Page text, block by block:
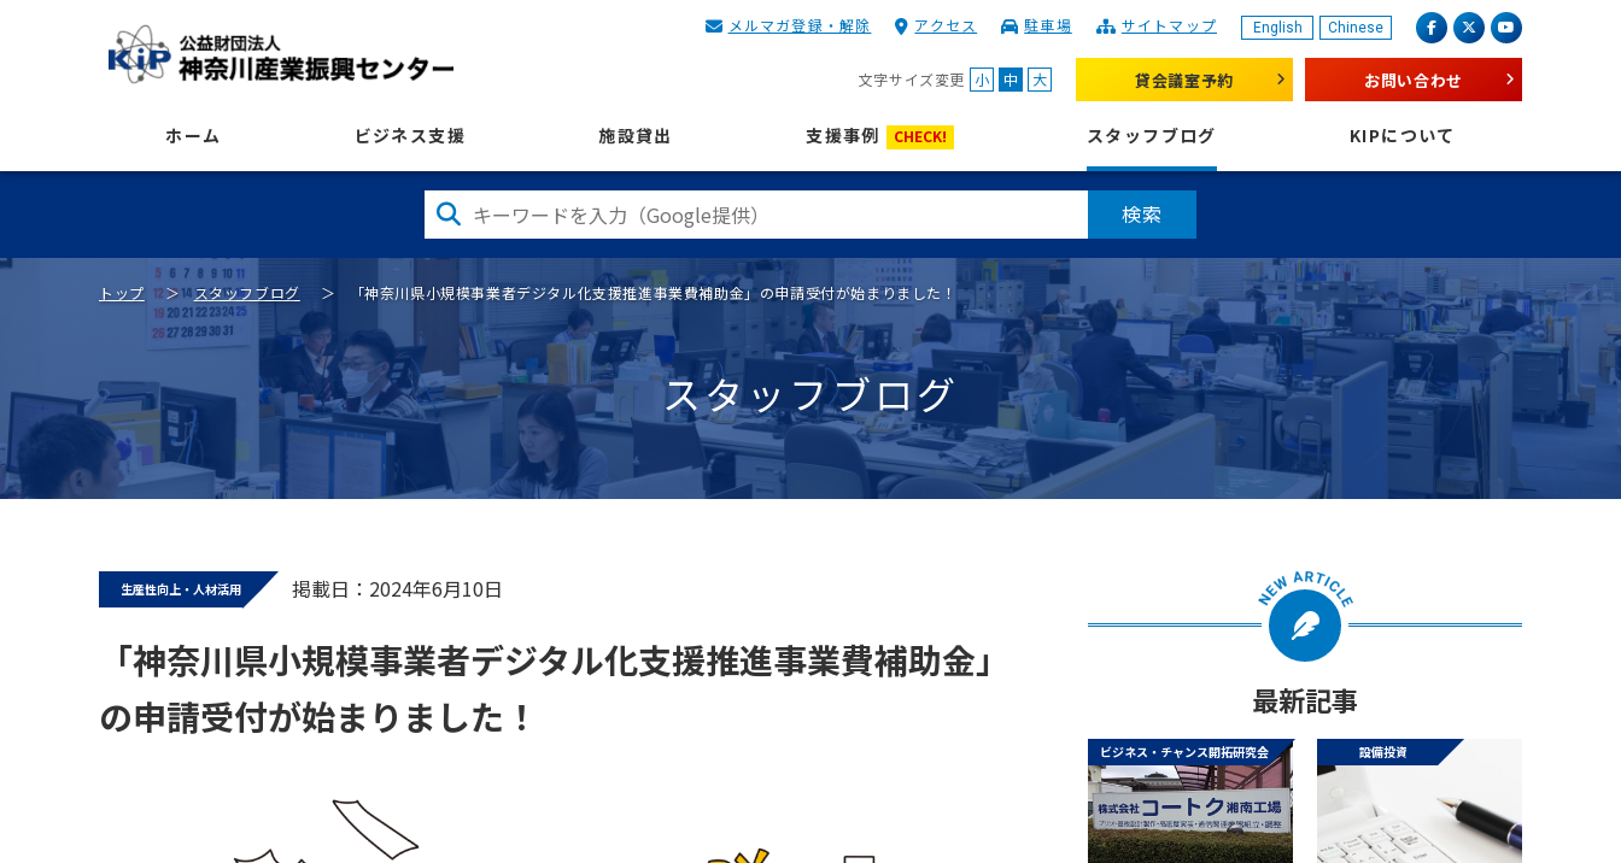
KIP | 公益財団法人 神奈川産業振興センター English Chinese facebookX（旧 twitter）
youtube
メルマガ登録・解除 アクセス 駐車場 サイトマップ
文字サイズ変更 小 中 大 貸会議室予約 お問い合わせ
ホーム ビジネス支援 施設貸出 支援事例 CHECK! スタッフブログ KIPについて
検索
トップ スタッフブログ 「神奈川県小規模事業者デジタル化支援推進事業費補助金」の申請受付が始まりました！
スタッフブログ
生産性向上・人材活用 掲載日：2024年6月10日
「神奈川県小規模事業者デジタル化支援推進事業費補助金」
の申請受付が始まりました！
最新記事
ビジネス・チャンス開拓研究会 設備投資